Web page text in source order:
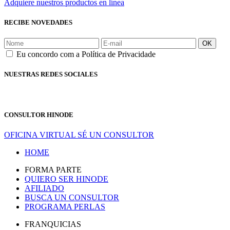
Adquiere nuestros productos en línea
RECIBE NOVEDADES
OK
Eu concordo com a Política de Privacidade
NUESTRAS REDES SOCIALES
CONSULTOR HINODE
OFICINA VIRTUAL SÉ UN CONSULTOR
HOME
FORMA PARTE
QUIERO SER HINODE
AFILIADO
BUSCA UN CONSULTOR
PROGRAMA PERLAS
FRANQUICIAS